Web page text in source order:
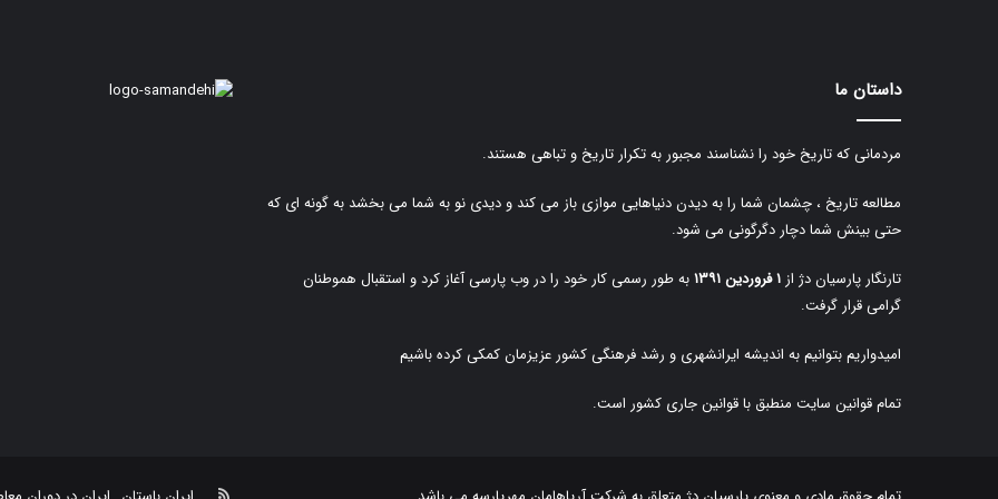
داستان ما
مردمانی که تاریخ خود را نشناسند مجبور به تکرار تاریخ و تباهی هستند.
مطالعه تاریخ ، چشمان شما را به دیدن دنیاهایی موازی باز می کند و دیدی نو به شما می بخشد به گونه ای که
حتی بینش شما دچار دگرگونی می شود.
تارنگار پارسیان دژ از ۱ فروردین ۱۳۹۱
به طور رسمی کار خود را در وب پارسی آغاز کرد و استقبال هموطنان
گرامی قرار گرفت.
امیدواریم بتوانیم به اندیشه ایرانشهری و رشد فرهنگی کشور عزیزمان کمکی کرده باشیم
تمام قوانین سایت منطبق با قوانین جاری کشور است.
خوراک